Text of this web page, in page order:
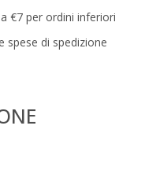
€7 per ordini inferiori
spese di spedizione